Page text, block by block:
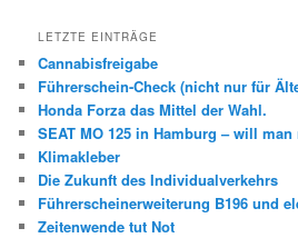
LETZTE EINTRÄGE
Cannabisfreigabe
Führerschein-Check (nicht nur für
Honda Forza das Mittel der Wahl.
SEAT MO 125 in Hamburg – will
Klimakleber
Die Zukunft des Individualverkehrs
Führerscheinerweiterung B196 und
Zeitenwende tut Not